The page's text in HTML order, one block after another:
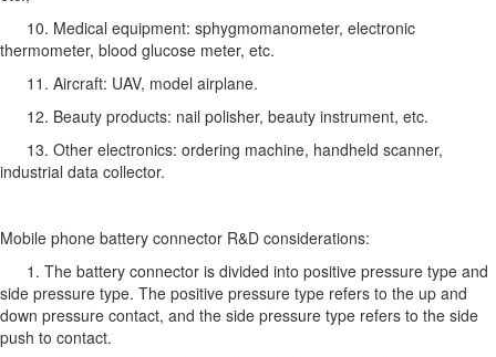
10. Medical equipment: sphygmomanometer, electronic
thermometer, blood glucose meter, etc.
11. Aircraft: UAV, model airplane.
12. Beauty products: nail polisher, beauty instrument, etc.
13. Other electronics: ordering machine, handheld scanner,
industrial data collector.
Mobile phone battery connector R&D considerations:
1. The battery connector is divided into positive pressure type and
side pressure type. The positive pressure type refers to the up and
down pressure contact, and the side pressure type refers to the side
push to contact.